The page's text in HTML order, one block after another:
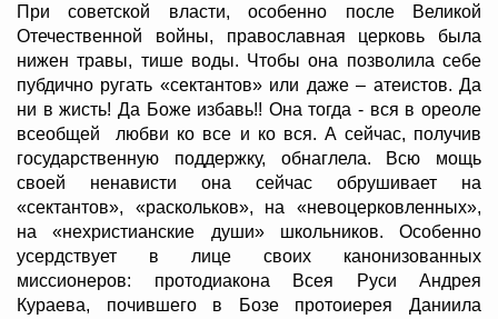
При советской власти, особенно после Великой
Отечественной войны, православная церковь была
нижен травы, тише воды. Чтобы она позволила себе
пубдично ругать «сектантов» или даже – атеистов. Да
ни в жисть! Да Боже избавь!! Она тогда - вся в ореоле
всеобщей любви ко все и ко вся. А сейчас, получив
государственную поддержку, обнаглела. Всю мощь
своей ненависти она сейчас обрушивает на
«сектантов», «раскольков», на «невоцерковленных»,
на «нехристианские души» школьников. Особенно
усердствует в лице своих канонизованных
миссионеров: протодиакона Всея Руси Андрея
Кураева, почившего в Бозе протоиерея Даниила